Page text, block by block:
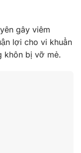
gây viêm
lợi cho vi khuẩn
khôn bị vỡ mẻ.